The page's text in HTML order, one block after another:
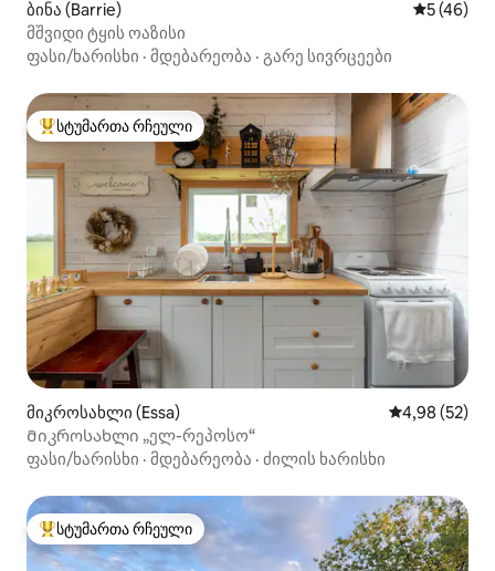
ბინა (Barrie) საშუალო
5 (46)
მშვიდი ტყის ოაზისი
ფასი/ხარისხი · მდებარეობა · გარე სივრცეები
სტუმართა რჩეული მოწინავე ვარიანტი
სტუმართა რჩეული
მიკროსახლი (Essa) საშუალო
4,98 (52)
Მიკროსახლი „ელ-რეპოსო“
ფასი/ხარისხი · მდებარეობა · ძილის ხარისხი
სტუმართა რჩეული მოწინავე ვარიანტი
სტუმართა რჩეული